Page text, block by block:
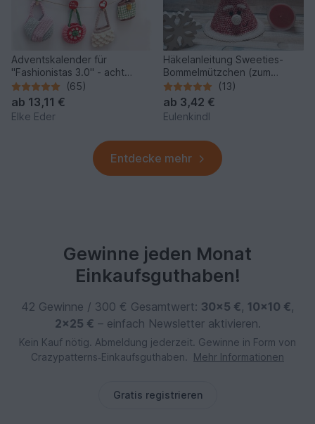
Adventskalender für
"Fashionistas 3.0" - acht
traumhafte Modelle
(65)
ab 13,11 €
Elke Eder
Häkelanleitung Sweeties-
Bommelmützchen (zum
Befüllen)
(13)
ab 3,42 €
Eulenkindl
Entdecke mehr
Gewinne jeden Monat
Einkaufsguthaben!
42 Gewinne / 300 € Gesamtwert: 30×5 €, 10×10 €,
2×25 € – einfach Newsletter aktivieren.
Kein Kauf nötig. Abmeldung jederzeit. Gewinne in Form von
Crazypatterns‑Einkaufsguthaben.
Mehr Informationen
Gratis registrieren